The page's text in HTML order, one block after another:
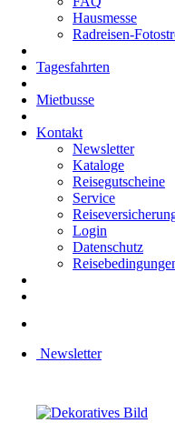
Hausmesse
Radreisen-
Tagesfahrten
Mietbusse
Kontakt
Newsletter
Kataloge
Reisegutscheine
Service
Login
Datenschutz
Newsletter